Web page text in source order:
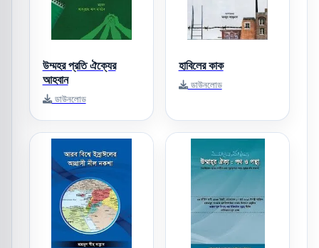
উম্মহর প্রতি ঐক্যের
আহবান
ডাউনলোড
হাবিলের কাক
ডাউনলোড